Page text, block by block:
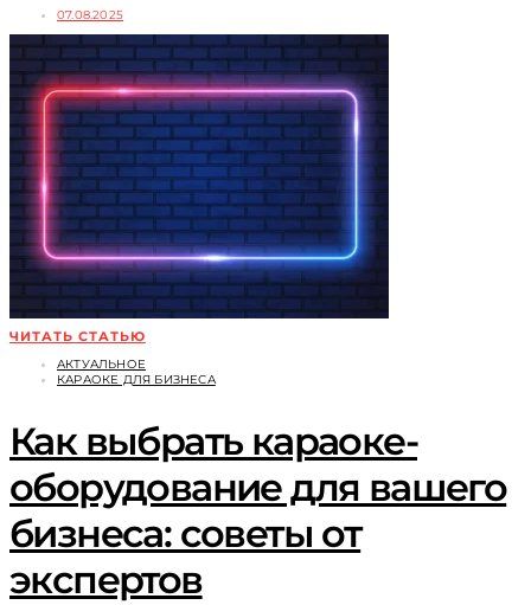
07.08.2025
ЧИТАТЬ СТАТЬЮ
АКТУАЛЬНОЕ
КАРАОКЕ ДЛЯ БИЗНЕСА
Как выбрать караоке-
оборудование для вашего
бизнеса: советы от
экспертов